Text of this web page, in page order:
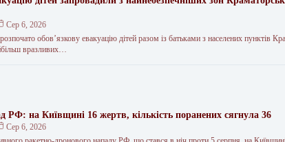
Сер 6, 2026
обов’язкову евакуацію дітей разом із батьками з населених пунктів
вразливих…
РФ: на Київщині 16 жертв, кількість поранених сягнула 36
Сер 6, 2026